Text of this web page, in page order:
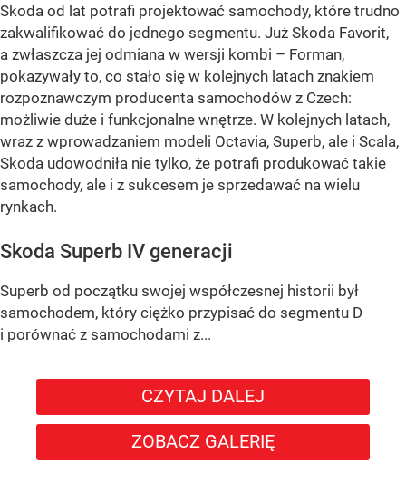
Skoda od lat potrafi projektować samochody, które trudno
zakwalifikować do jednego segmentu. Już Skoda Favorit,
a zwłaszcza jej odmiana w wersji kombi – Forman,
pokazywały to, co stało się w kolejnych latach znakiem
rozpoznawczym producenta samochodów z Czech:
możliwie duże i funkcjonalne wnętrze. W kolejnych latach,
wraz z wprowadzaniem modeli Octavia, Superb, ale i Scala,
Skoda udowodniła nie tylko, że potrafi produkować takie
samochody, ale i z sukcesem je sprzedawać na wielu
rynkach.
Skoda Superb IV generacji
Superb od początku swojej współczesnej historii był
samochodem, który ciężko przypisać do segmentu D
i porównać z samochodami z...
CZYTAJ DALEJ
ZOBACZ GALERIĘ